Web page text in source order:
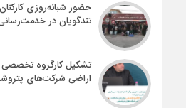
حضور شبانه‌روزی
تندگویان در
تشکیل کارگروه
اراضی شرکت‌های